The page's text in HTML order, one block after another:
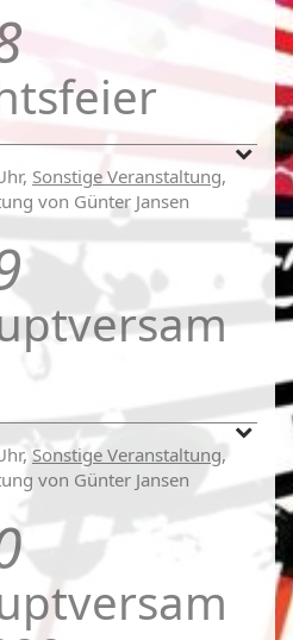
Sonstige Veranstaltung,
von Günter Jansen
Sonstige Veranstaltung,
von Günter Jansen